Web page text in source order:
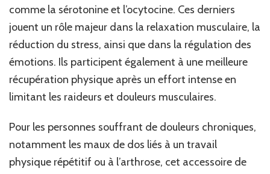
comme la sérotonine et l’ocytocine. Ces derniers
jouent un rôle majeur dans la relaxation musculaire, la
réduction du stress, ainsi que dans la régulation des
émotions. Ils participent également à une meilleure
récupération physique après un effort intense en
limitant les raideurs et douleurs musculaires.
Pour les personnes souffrant de douleurs chroniques,
notamment les maux de dos liés à un travail
physique répétitif ou à l’arthrose, cet accessoire de